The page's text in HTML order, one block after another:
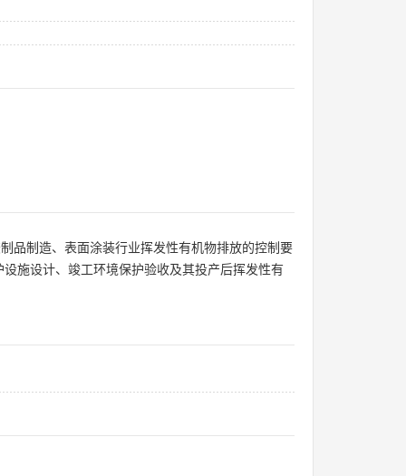
品制造、表面涂装行业挥发性有机物排放的控制要
施设计、竣工环境保护验收及其投产后挥发性有